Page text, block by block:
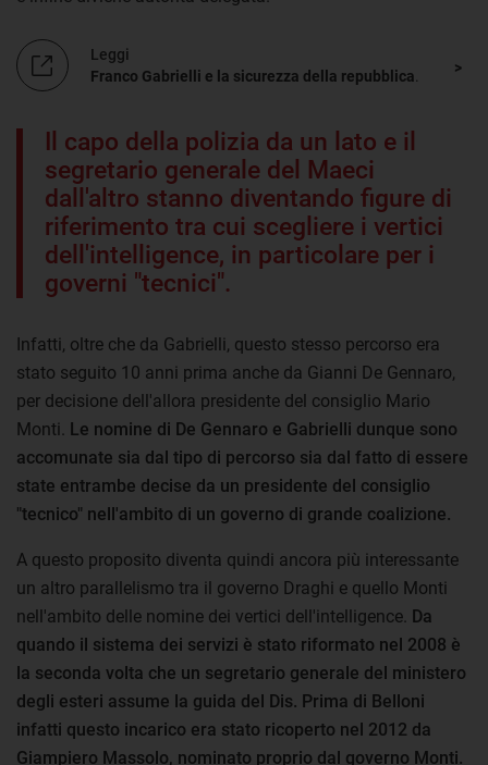
Leggi
Franco Gabrielli e la sicurezza della repubblica
Il capo della polizia da un lato e il
segretario generale del Maeci
dall'altro stanno diventando figure di
riferimento tra cui scegliere i vertici
dell'intelligence, in particolare per i
governi "tecnici".
Infatti, oltre che da Gabrielli, questo stesso percorso era
stato seguito 10 anni prima anche da Gianni De Gennaro,
per decisione dell'allora presidente del consiglio Mario
Monti. Le nomine di De Gennaro e Gabrielli dunque sono
accomunate sia dal tipo di percorso sia dal fatto di essere
state entrambe decise da un presidente del consiglio
"tecnico" nell'ambito di un governo di grande coalizione.
A questo proposito diventa quindi ancora più interessante
un altro parallelismo tra il governo Draghi e quello Monti
nell'ambito delle nomine dei vertici dell'intelligence. Da
quando il sistema dei servizi è stato riformato nel 2008 è
la seconda volta che un segretario generale del ministero
degli esteri assume la guida del Dis. Prima di Belloni
infatti questo incarico era stato ricoperto nel 2012 da
Giampiero Massolo, nominato proprio dal governo Monti.